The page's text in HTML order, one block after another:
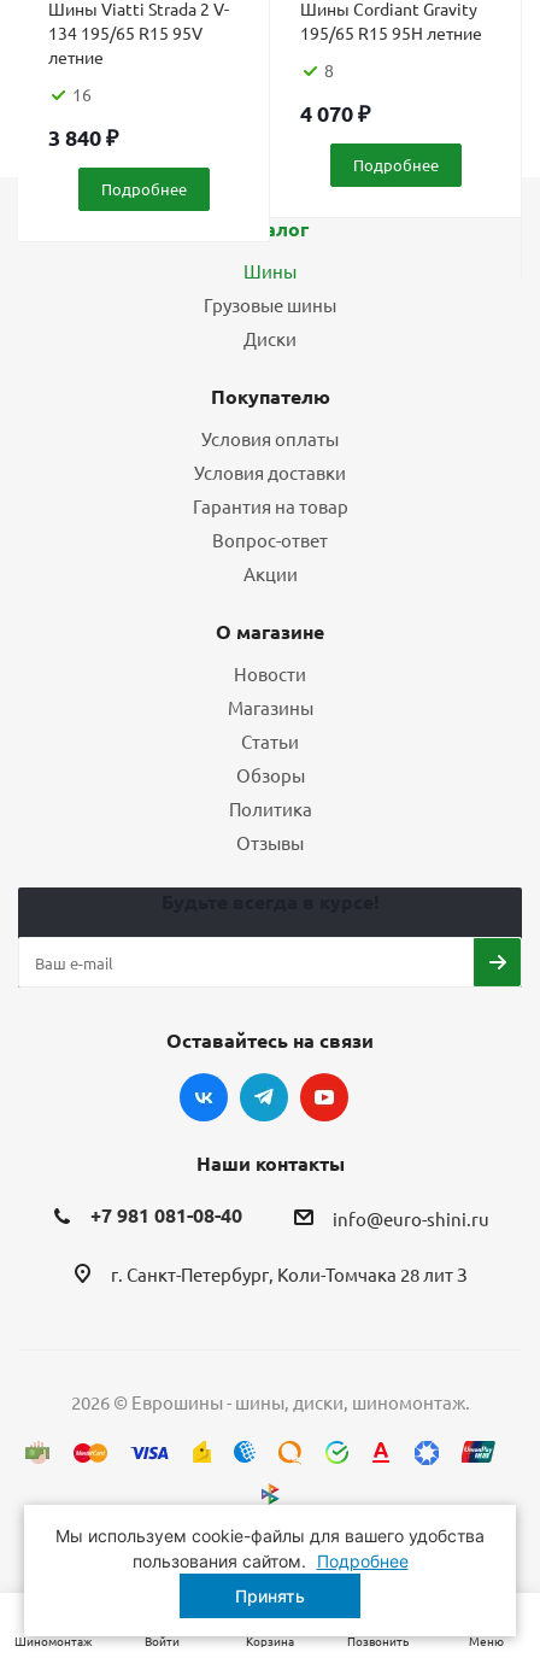
Шины Viatti Strada 2 V-
134 195/65 R15 95V
летние
16
3 840₽
Подробнее
Шины Cordiant Gravity
195/65 R15 95H летние
8
4 070₽
Подробнее
Каталог
Шины
Грузовые шины
Диски
Покупателю
Условия оплаты
Условия доставки
Гарантия на товар
Вопрос-ответ
Акции
О магазине
Новости
Магазины
Статьи
Обзоры
Политика
Отзывы
Оставайтесь на связи
Наши контакты
+7 981 081-08-40 info@euro-shini.ru
г. Санкт-Петербург, Коли-Томчака 28 лит З
2026 © Еврошины - шины, диски, шиномонтаж.
Мы используем cookie-файлы для вашего удобства
пользования сайтом.
Подробнее
Принять
Шиномонтаж Войти Корзина Позвонить Меню